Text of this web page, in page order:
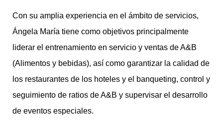
Con su amplia experiencia en el ámbito de servicios,
Ángela María tiene como objetivos principalmente
liderar el entrenamiento en servicio y ventas de A&B
(Alimentos y bebidas), así como garantizar la calidad de
los restaurantes de los hoteles y el banqueting, control y
seguimiento de ratios de A&B y supervisar el desarrollo
de eventos especiales.